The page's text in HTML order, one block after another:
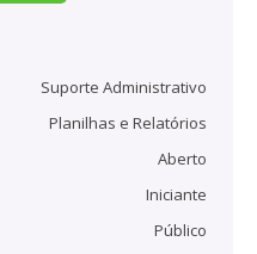
Suporte Administrativo
Planilhas e Relatórios
Aberto
Iniciante
Público